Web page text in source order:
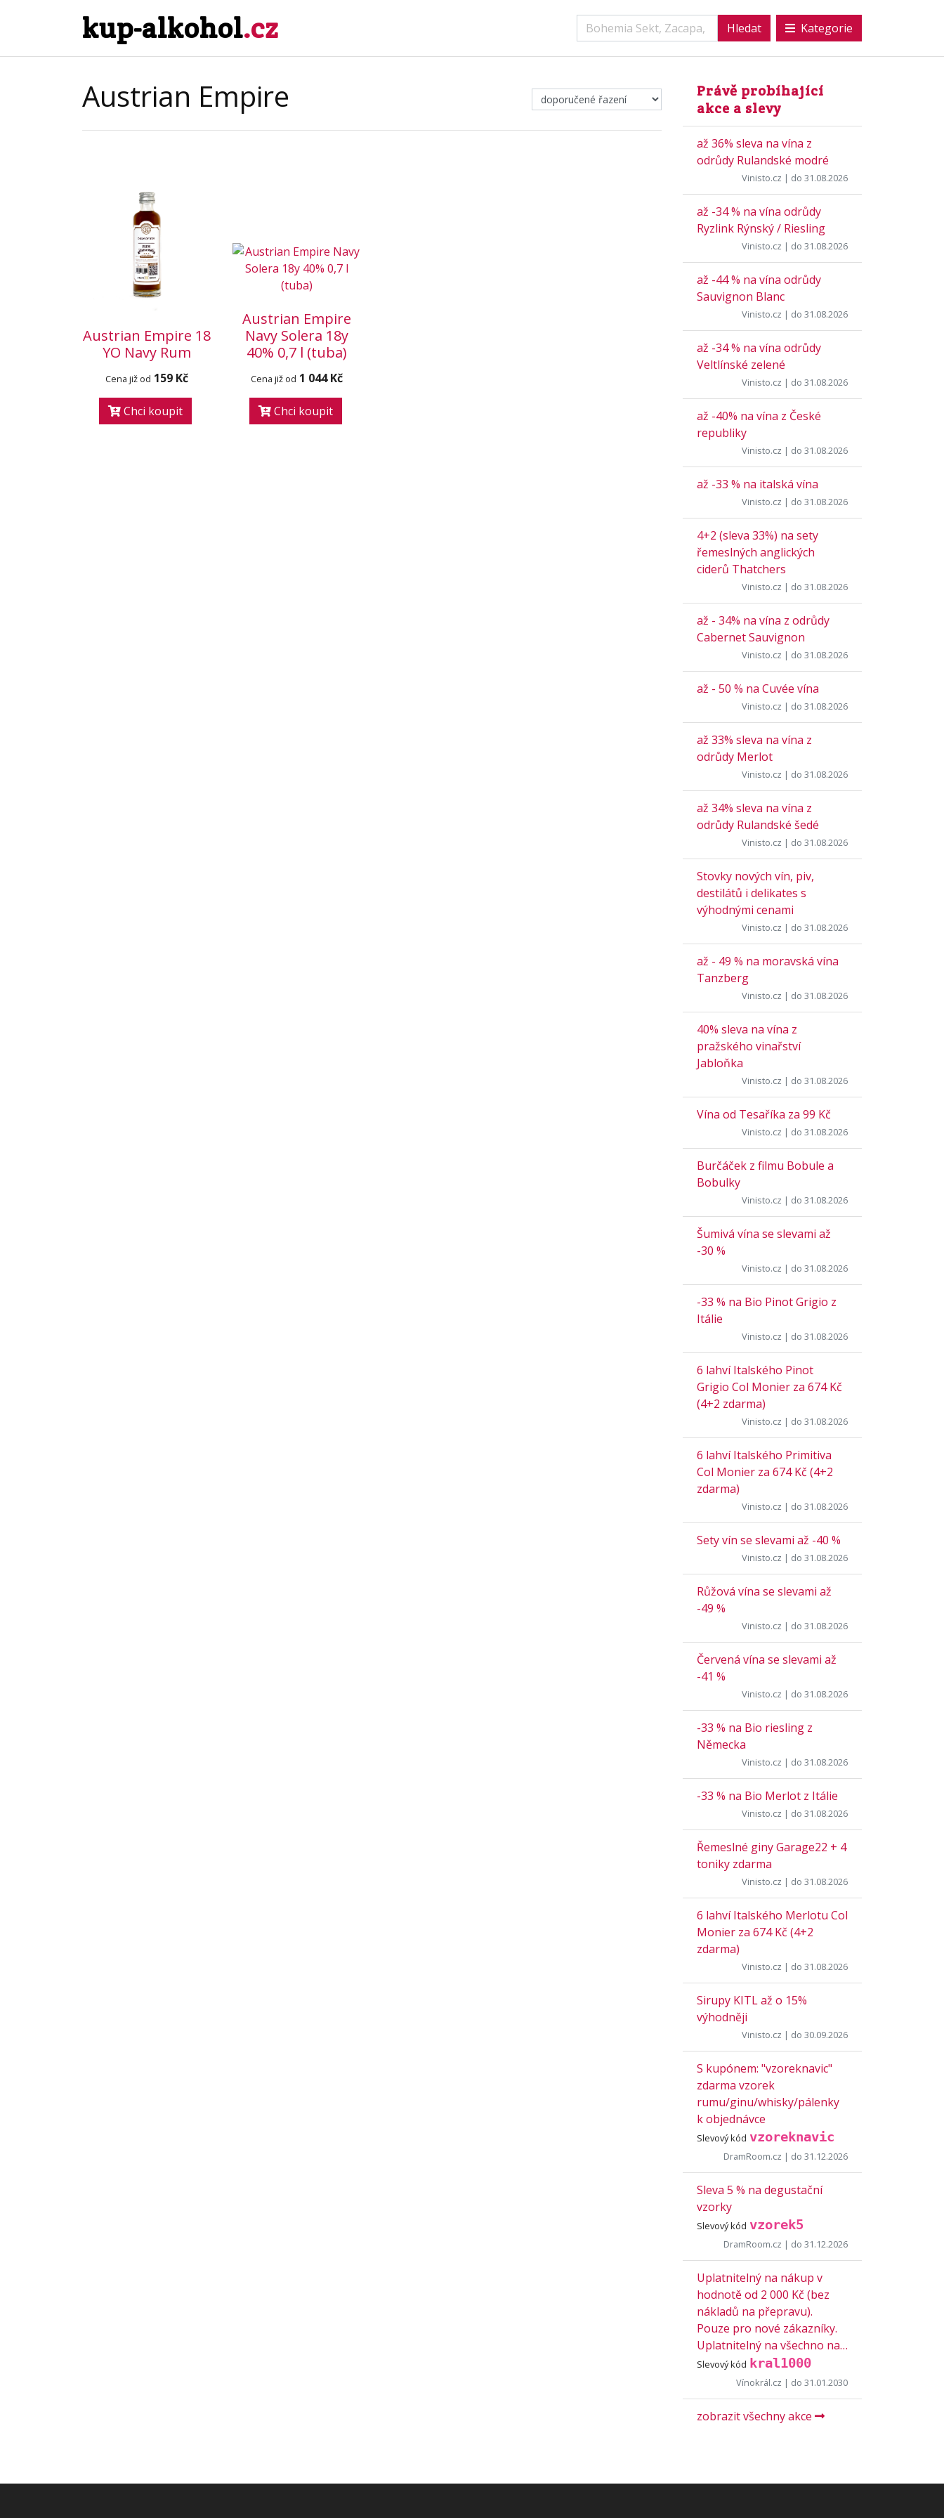
kup-alkohol.cz Kategorie
Austrian Empire
Austrian Empire 18
YO Navy Rum
Cena již od 159 Kč
Chci koupit
Austrian Empire
Navy Solera 18y
40% 0,7 l (tuba)
Cena již od 1 044 Kč
Chci koupit
Právě probíhající
akce a slevy
až 36% sleva na vína z
odrůdy Rulandské modré
Vinisto.cz | do 31.08.2026
až -34 % na vína odrůdy
Ryzlink Rýnský / Riesling
Vinisto.cz | do 31.08.2026
až -44 % na vína odrůdy
Sauvignon Blanc
Vinisto.cz | do 31.08.2026
až -34 % na vína odrůdy
Veltlínské zelené
Vinisto.cz | do 31.08.2026
až -40% na vína z České
republiky
Vinisto.cz | do 31.08.2026
až -33 % na italská vína
Vinisto.cz | do 31.08.2026
4+2 (sleva 33%) na sety
řemeslných anglických
ciderů Thatchers
Vinisto.cz | do 31.08.2026
až - 34% na vína z odrůdy
Cabernet Sauvignon
Vinisto.cz | do 31.08.2026
až - 50 % na Cuvée vína
Vinisto.cz | do 31.08.2026
až 33% sleva na vína z
odrůdy Merlot
Vinisto.cz | do 31.08.2026
až 34% sleva na vína z
odrůdy Rulandské šedé
Vinisto.cz | do 31.08.2026
Stovky nových vín, piv,
destilátů i delikates s
výhodnými cenami
Vinisto.cz | do 31.08.2026
až - 49 % na moravská vína
Tanzberg
Vinisto.cz | do 31.08.2026
40% sleva na vína z
pražského vinařství
Jabloňka
Vinisto.cz | do 31.08.2026
Vína od Tesaříka za 99 Kč
Vinisto.cz | do 31.08.2026
Burčáček z filmu Bobule a
Bobulky
Vinisto.cz | do 31.08.2026
Šumivá vína se slevami až
-30 %
Vinisto.cz | do 31.08.2026
-33 % na Bio Pinot Grigio z
Itálie
Vinisto.cz | do 31.08.2026
6 lahví Italského Pinot
Grigio Col Monier za 674 Kč
(4+2 zdarma)
Vinisto.cz | do 31.08.2026
6 lahví Italského Primitiva
Col Monier za 674 Kč (4+2
zdarma)
Vinisto.cz | do 31.08.2026
Sety vín se slevami až -40 %
Vinisto.cz | do 31.08.2026
Růžová vína se slevami až
-49 %
Vinisto.cz | do 31.08.2026
Červená vína se slevami až
-41 %
Vinisto.cz | do 31.08.2026
-33 % na Bio riesling z
Německa
Vinisto.cz | do 31.08.2026
-33 % na Bio Merlot z Itálie
Vinisto.cz | do 31.08.2026
Řemeslné giny Garage22 + 4
toniky zdarma
Vinisto.cz | do 31.08.2026
6 lahví Italského Merlotu Col
Monier za 674 Kč (4+2
zdarma)
Vinisto.cz | do 31.08.2026
Sirupy KITL až o 15%
výhodněji
Vinisto.cz | do 30.09.2026
S kupónem: "vzoreknavic"
zdarma vzorek
rumu/ginu/whisky/pálenky
k objednávce
Slevový kód vzoreknavic
DramRoom.cz | do 31.12.2026
Sleva 5 % na degustační
vzorky
Slevový kód vzorek5
DramRoom.cz | do 31.12.2026
Uplatnitelný na nákup v
hodnotě od 2 000 Kč (bez
nákladů na přepravu).
Pouze pro nové zákazníky.
Uplatnitelný na všechno na…
Slevový kód kral1000
Vínokrál.cz | do 31.01.2030
zobrazit všechny akce